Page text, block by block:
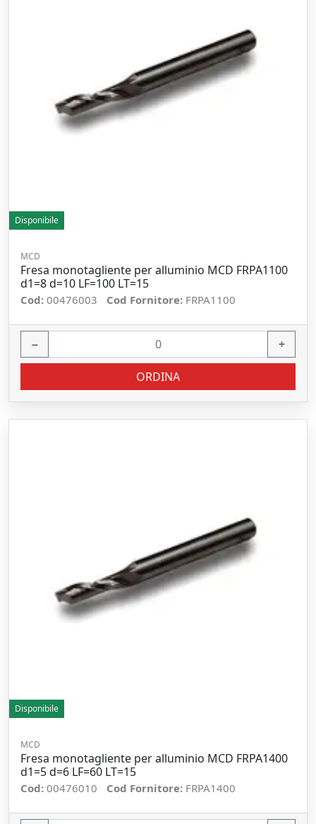
Disponibile
MCD
Fresa monotagliente per alluminio MCD FRPA1100
d1=8 d=10 LF=100 LT=15
Cod: 00476003 Cod Fornitore: FRPA1100
− +
ORDINA
Disponibile
MCD
Fresa monotagliente per alluminio MCD FRPA1400
d1=5 d=6 LF=60 LT=15
Cod: 00476010 Cod Fornitore: FRPA1400